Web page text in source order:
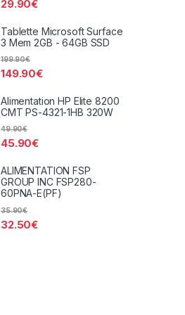
29.90€
Tablette Microsoft Surface
3 Mem 2GB - 64GB SSD
149.90€
199.90€
Alimentation HP Elite 8200
CMT PS-4321-1HB 320W
45.90€
49.90€
ALIMENTATION FSP
GROUP INC FSP280-
60PNA-E(PF)
32.50€
35.90€